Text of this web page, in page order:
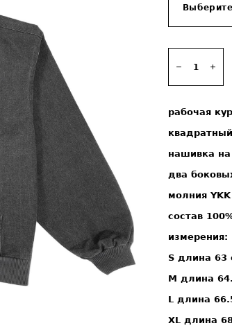
рабочая
нашивка
два
молния
состав
измерения:
S длина 63
M длина
L длина
XL длина